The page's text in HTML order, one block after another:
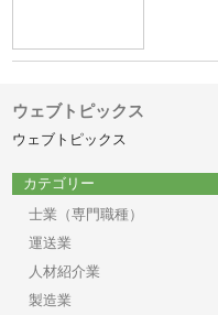
ウェブトピックス
ウェブトピックス
カテゴリー
士業（専門職種）
運送業
人材紹介業
製造業